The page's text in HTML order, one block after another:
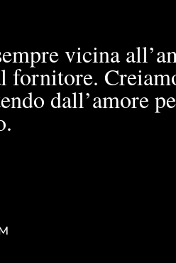
vicina
fornitore.
dall’amore